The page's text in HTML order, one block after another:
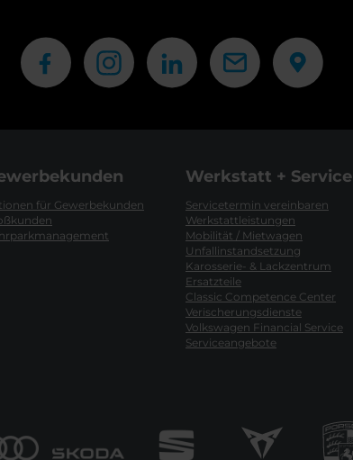
für Gewerbekunden
Werkstatt + Service
Servicetermin vereinbaren
Werkstattleistungen
Mobilität / Mietwagen
Unfallinstandsetzung
Karosserie- & Lackzentrum
Ersatzteile
Classic Competence Center
Verischerungsdienste
Volkswagen Financial Service
Serviceangebote